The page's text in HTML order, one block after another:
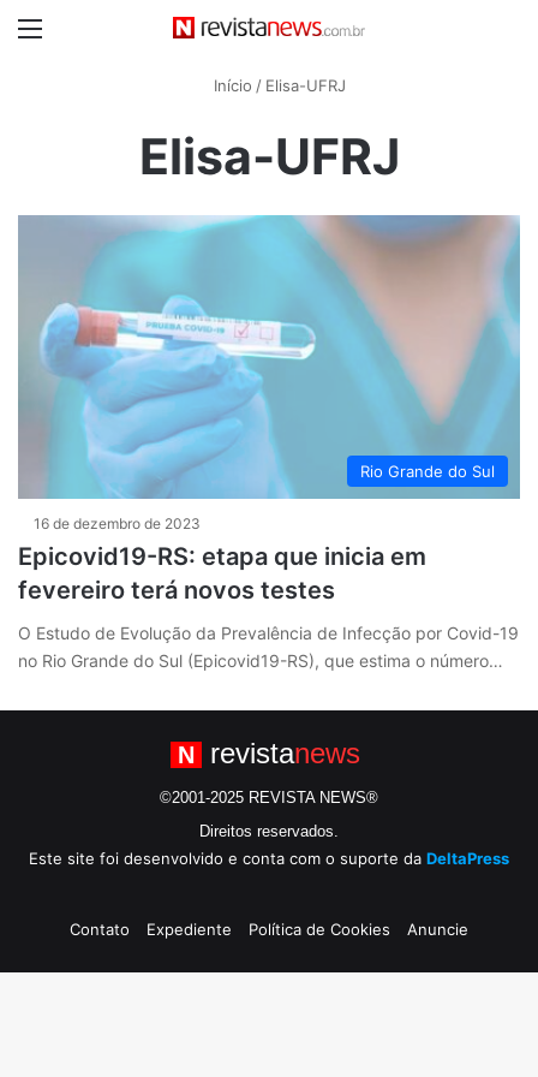
Início / Elisa-UFRJ
Elisa-UFRJ
Rio Grande do Sul
16 de dezembro de 2023
Epicovid19-RS: etapa que inicia em
fevereiro terá novos testes
O Estudo de Evolução da Prevalência de Infecção por Covid-19
no Rio Grande do Sul (Epicovid19-RS), que estima o número…
N revistanews
©2001-2025 REVISTA NEWS®
Direitos reservados.
Este site foi desenvolvido e conta com o suporte da DeltaPress
Contato Expediente Política de Cookies Anuncie